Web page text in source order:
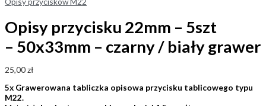
Opisy przycisku 22mm – 5szt
– 50x33mm – czarny / biały grawer
25,00zł
5x Grawerowana tabliczka opisowa przycisku tablicowego typu
M22.